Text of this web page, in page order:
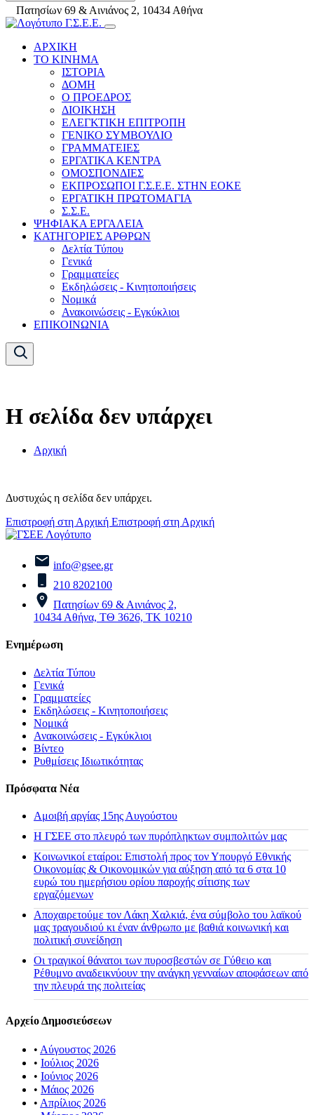
Πατησίων 69 & Αινιάνος 2, 10434 Αθήνα
ΑΡΧΙΚΗ
ΤΟ ΚΙΝΗΜΑ
ΙΣΤΟΡΙΑ
ΔΟΜΗ
Ο ΠΡΟΕΔΡΟΣ
ΔΙΟΙΚΗΣΗ
ΕΛΕΓΚΤΙΚΗ ΕΠΙΤΡΟΠΗ
ΓΕΝΙΚΟ ΣΥΜΒΟΥΛΙΟ
ΓΡΑΜΜΑΤΕΙΕΣ
ΕΡΓΑΤΙΚΑ ΚΕΝΤΡΑ
ΟΜΟΣΠΟΝΔΙΕΣ
ΕΚΠΡΟΣΩΠΟΙ Γ.Σ.Ε.Ε. ΣΤΗΝ ΕΟΚΕ
ΕΡΓΑΤΙΚΗ ΠΡΩΤΟΜΑΓΙΑ
Σ.Σ.Ε.
ΨΗΦΙΑΚΑ ΕΡΓΑΛΕΙΑ
ΚΑΤΗΓΟΡΙΕΣ ΑΡΘΡΩΝ
Δελτία Τύπου
Γενικά
Γραμματείες
Εκδηλώσεις - Κινητοποιήσεις
Νομικά
Ανακοινώσεις - Εγκύκλιοι
ΕΠΙΚΟΙΝΩΝΙΑ
Η σελίδα δεν υπάρχει
Αρχική
Δυστυχώς η σελίδα δεν υπάρχει.
Επιστροφή στη Αρχική Επιστροφή στη Αρχική
info@gsee.gr
210 8202100
Πατησίων 69 & Αινιάνος 2,
10434 Αθήνα, ΤΘ 3626, ΤΚ 10210
Ενημέρωση
Δελτία Τύπου
Γενικά
Γραμματείες
Εκδηλώσεις - Κινητοποιήσεις
Νομικά
Ανακοινώσεις - Εγκύκλιοι
Βίντεο
Ρυθμίσεις Ιδιωτικότητας
Πρόσφατα Νέα
Αμοιβή αργίας 15ης Αυγούστου
H ΓΣΕΕ στο πλευρό των πυρόπληκτων συμπολιτών μας
Κοινωνικοί εταίροι: Επιστολή προς τον Υπουργό Εθνικής
Οικονομίας & Οικονομικών για αύξηση από τα 6 στα 10
ευρώ του ημερήσιου ορίου παροχής σίτισης των
εργαζόμενων
Αποχαιρετούμε τον Λάκη Χαλκιά, ένα σύμβολο του λαϊκού
μας τραγουδιού κι έναν άνθρωπο με βαθιά κοινωνική και
πολιτική συνείδηση
Οι τραγικοί θάνατοι των πυροσβεστών σε Γύθειο και
Ρέθυμνο αναδεικνύουν την ανάγκη γενναίων αποφάσεων από
την πλευρά της πολιτείας
Αρχείο Δημοσιεύσεων
• Αύγουστος 2026
• Ιούλιος 2026
• Ιούνιος 2026
• Μάιος 2026
• Απρίλιος 2026